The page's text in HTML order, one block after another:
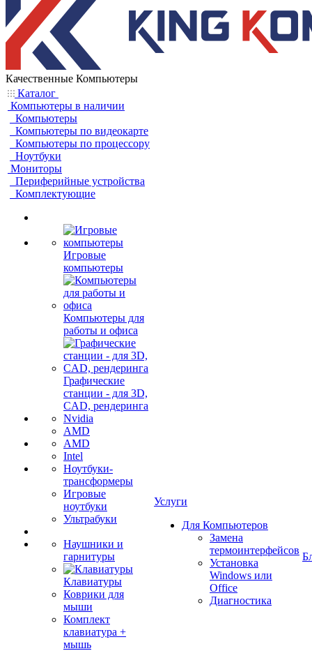
Качественные Компьютеры
Каталог
Компьютеры в наличии
Компьютеры
Компьютеры по видеокарте
Компьютеры по процессору
Ноутбуки
Мониторы
Периферийные устройства
Комплектующие
Игровые
компьютеры
Компьютеры для
работы и офиса
Графические
станции - для 3D,
CAD, рендеринга
Nvidia
AMD
AMD
Intel
Ноутбуки-
трансформеры
Игровые
ноутбуки
Ультрабуки
Наушники и
гарнитуры
Клавиатуры
Коврики для
мыши
Комплект
клавиатура +
мышь
Услуги
Для Компьютеров
Замена
термоинтерфейсов
Установка
Windows или
Office
Диагностика